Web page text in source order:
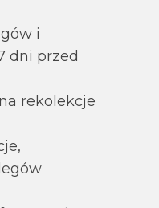
i
dni przed
rekolekcje